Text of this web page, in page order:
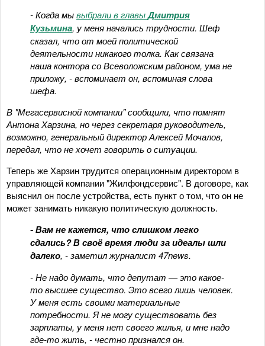
- Когда мывыбрали в главыДмитрия
Кузьмина, у меня начались трудности. Шеф
сказал, что от моей политической
деятельности никакого толка. Как связана
наша контора со Всеволожским районом, ума не
приложу, - вспоминает он, вспоминая слова
шефа.
В "Мегасервисной компании" сообщили, что помнят
Антона Харзина, но через секретаря руководитель,
возможно, генеральный директор Алексей Мочалов,
передал, что не хочет говорить о ситуации.
Теперь же Харзин трудится операционным директором в
управляющей компании "Жилфондсервис". В договоре, как
выяснил он после устройства, есть пункт о том, что он не
может занимать никакую политическую должность.
- Вам не кажется, что слишком легко
сдались? В своё время люди за идеалы шли
далеко, - заметил журналист 47news.
- Не надо думать, что депутат — это какое-
то высшее существо. Это всего лишь человек.
У меня есть своими материальные
потребности. Я не могу существовать без
зарплаты, у меня нет своего жилья, и мне надо
где-то жить, - честно признался он.